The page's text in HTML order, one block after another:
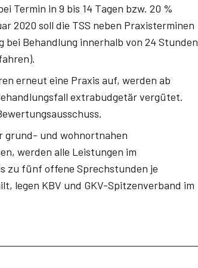
Termin in 9 bis 14 Tagen bzw. 20 %
2020 soll die TSS neben Praxisterminen
Behandlung innerhalb von 24 Stunden
erneut eine Praxis auf, werden ab
extrabudgetär vergütet.
grund- und wohnortnahen
werden alle Leistungen im
zu fünf offene Sprechstunden je
legen KBV und GKV-Spitzenverband im